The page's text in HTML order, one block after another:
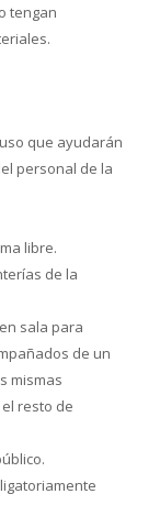
tengan
que ayudarán
personal de la
libre.
de la
sala para
de un
mismas
resto de